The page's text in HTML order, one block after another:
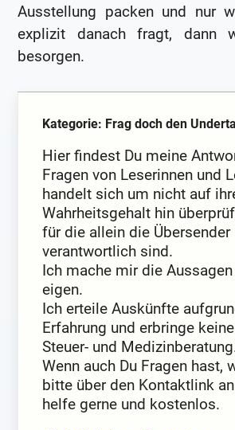
Ausstellung packen und nur
explizit danach fragt, dann
besorgen.
Kategorie: Frag doch den
Hier findest Du meine
Fragen von Leserinnen und
handelt sich um nicht auf
Wahrheitsgehalt hin
für die allein die Übersender
verantwortlich sind.
Ich mache mir die
eigen.
Ich erteile Auskünfte
Erfahrung und erbringe
Steuer- und
Wenn auch Du Fragen hast,
bitte über den Kontaktlink
helfe gerne und kostenlos.